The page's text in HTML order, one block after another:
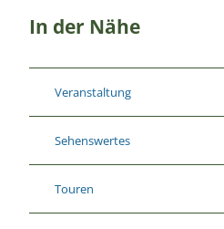
In der Nähe
Veranstaltung
Sehenswertes
Touren